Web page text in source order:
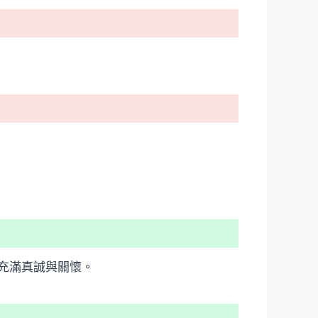
滿真誠與關懷。